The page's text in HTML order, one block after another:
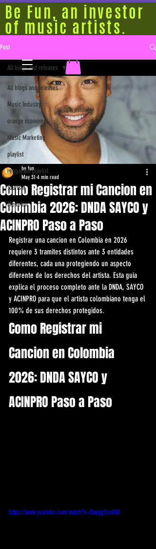
Be Fun, an investor
of music artists.
Post
All blogs and releases
Music Industry
orange economy
Music Marketing
playlist
reggaeton playlist
Tourism
Medellín
All blogs and releases
Como Registrar mi Cancion en
Colombia 2026: DNDA SAYCO y
ACINPRO Paso a Paso
be fun
May 31 4 min read
Registrar una cancion en Colombia en 2026
requiere 3 tramites distintos ante 3 entidades
diferentes, cada una protegiendo un aspecto
diferente de los derechos del artista. Esta guia
explica el proceso completo ante la DNDA, SAYCO
y ACINPRO para que el artista colombiano tenga el
100% de sus derechos protegidos.
Como Registrar mi
Cancion en Colombia
2026: DNDA SAYCO y
ACINPRO Paso a Paso
https://www.youtube.com/watch?v=QayggVcuUtQ